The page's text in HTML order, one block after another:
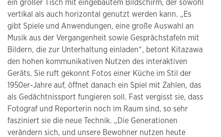
ein großer Tisch mit eingebautem Bildschirm, der sowohl
vertikal als auch horizontal genutzt werden kann. „Es
gibt Spiele und Anwendungen, eine große Auswahl an
Musik aus der Vergangenheit sowie Gesprächstafeln mit
Bildern, die zur Unterhaltung einladen“, betont Kitazawa
den hohen kommunikativen Nutzen des interaktiven
Geräts. Sie ruft gekonnt Fotos einer Küche im Stil der
1950er-Jahre auf, öffnet danach ein Spiel mit Zahlen, das
als Gedächtnissport fungieren soll. Fast vergisst sie, dass
Fotograf und Reporterin noch im Raum sind, so sehr
fasziniert sie die neue Technik. „Die Generationen
verändern sich, und unsere Bewohner nutzen heute